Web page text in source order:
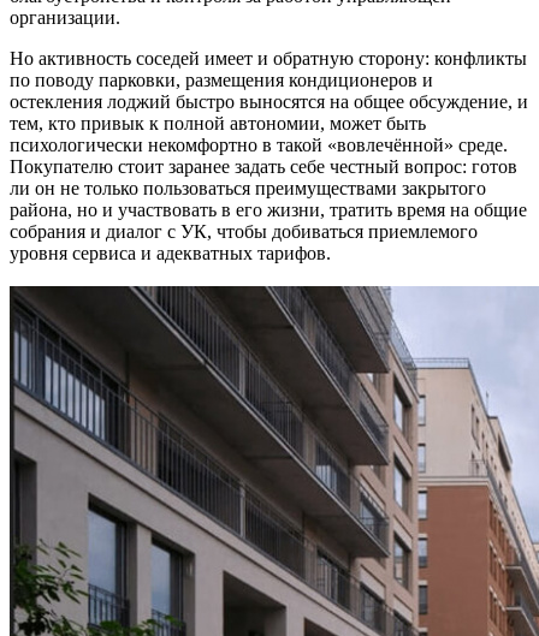
организации.
Но активность соседей имеет и обратную сторону: конфликты
по поводу парковки, размещения кондиционеров и
остекления лоджий быстро выносятся на общее обсуждение, и
тем, кто привык к полной автономии, может быть
психологически некомфортно в такой «вовлечённой» среде.
Покупателю стоит заранее задать себе честный вопрос: готов
ли он не только пользоваться преимуществами закрытого
района, но и участвовать в его жизни, тратить время на общие
собрания и диалог с УК, чтобы добиваться приемлемого
уровня сервиса и адекватных тарифов.